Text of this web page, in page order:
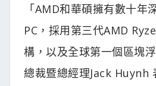
「AMD和華碩擁有數十
PC，採用第三代AMD
構，以及全球第一個區塊
總裁暨總經理Jack Huynh